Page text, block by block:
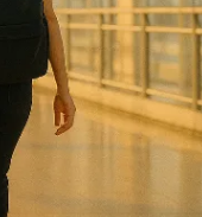
Social Good
ふるさと納税machi-yaコ